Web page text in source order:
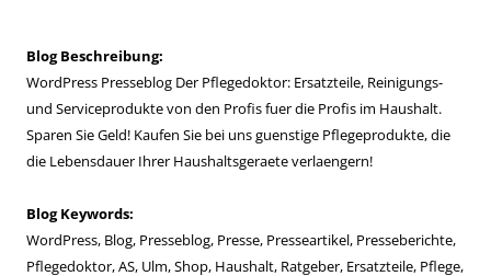
Blog Beschreibung:
WordPress Presseblog Der Pflegedoktor: Ersatzteile, Reinigungs-
und Serviceprodukte von den Profis fuer die Profis im Haushalt.
Sparen Sie Geld! Kaufen Sie bei uns guenstige Pflegeprodukte, die
die Lebensdauer Ihrer Haushaltsgeraete verlaengern!
Blog Keywords:
WordPress, Blog, Presseblog, Presse, Presseartikel, Presseberichte,
Pflegedoktor, AS, Ulm, Shop, Haushalt, Ratgeber, Ersatzteile, Pflege,